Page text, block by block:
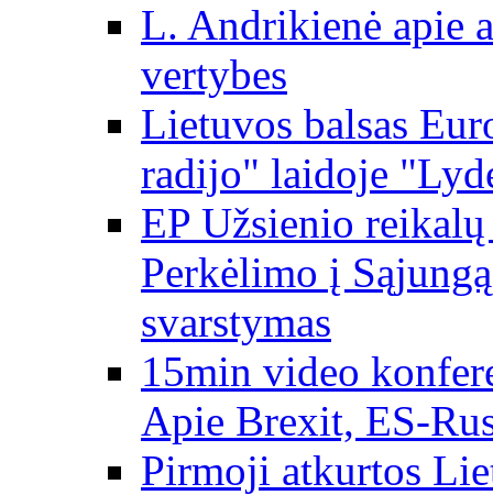
L. Andrikienė apie
vertybes
Lietuvos balsas
radijo" laidoje
EP Užsienio
Perkėlimo į
svarstymas
15min video
Apie Brexit, ES-
Pirmoji atkurtos